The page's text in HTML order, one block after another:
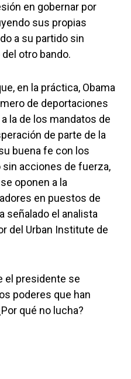
en gobernar por
sus propias
a su partido sin
otro bando.
en la práctica, Obama
de deportaciones
la de los mandatos de
de parte de la
buena fe con los
sin acciones de fuerza,
oponen a la
en puestos de
señalado el analista
del Urban Institute de
el presidente se
poderes que han
qué no lucha?